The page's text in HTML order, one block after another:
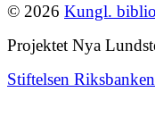
© 2026 Kungl.
Projektet Nya
Stiftelsen